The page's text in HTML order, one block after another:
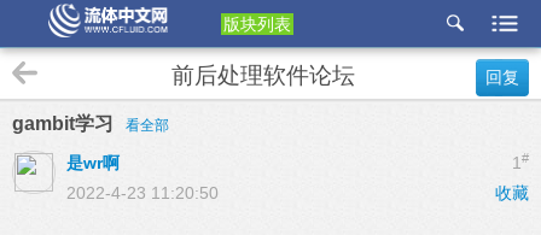
版块列表
etu
p
回复
前后处理软件论坛
gambit学习 看全部
1 #
是wr啊
收藏
2022-4-23 11:20:50